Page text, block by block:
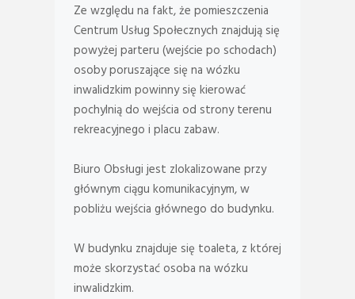
Ze względu na fakt, że pomieszczenia
Centrum Usług Społecznych znajdują się
powyżej parteru (wejście po schodach)
osoby poruszające się na wózku
inwalidzkim powinny się kierować
pochylnią do wejścia od strony terenu
rekreacyjnego i placu zabaw.
Biuro Obsługi jest zlokalizowane przy
głównym ciągu komunikacyjnym, w
pobliżu wejścia głównego do budynku.
W budynku znajduje się toaleta, z której
może skorzystać osoba na wózku
inwalidzkim.